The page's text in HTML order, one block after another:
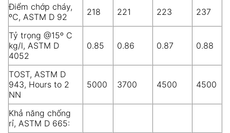
Điểm chớp cháy,
ºC, ASTM D 92
218 221 223 237
Tỷ trọng @15º C
kg/l, ASTM D
4052
0.85 0.86 0.87 0.88
TOST, ASTM D
943, Hours to 2
NN
5000 3700 4500 4500
Khả năng chống
rỉ, ASTM D 665: